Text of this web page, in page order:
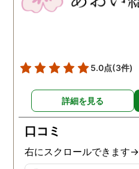
5.0点(3件)
詳細を見る
口コミ
右にスクロールできます→